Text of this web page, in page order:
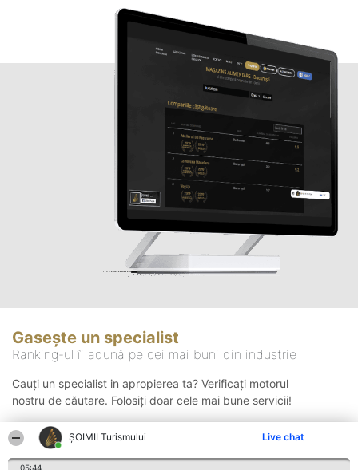
ȘOIMII Turismului Live chat
05:44
Gasește un specialist
Ranking-ul îi adună pe cei mai buni din industrie
Cauți un specialist in apropierea ta? Verificați motorul
nostru de căutare. Folosiți doar cele mai bune servicii!